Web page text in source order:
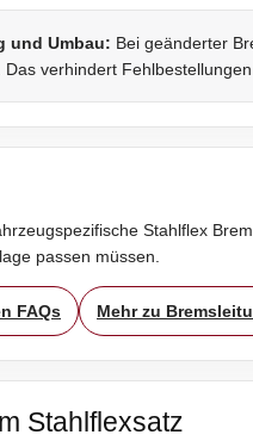
und Umbau: Bei geänderter
verhindert
Stahlflex
passen müssen.
FAQs Mehr zu
Stahlflexsatz